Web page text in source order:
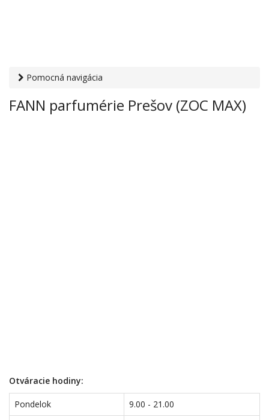
Pomocná navigácia
Prešov (ZOC MAX)
FANN parfumérie Prešov (ZOC MAX)
Otváracie hodiny:
Pondelok
9.00 - 21.00